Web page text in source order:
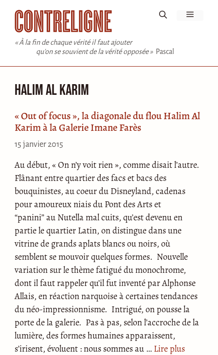
contenu
« À la fin de chaque vérité il faut ajouter
qu'on se souvient de la vérité opposée » Pascal
Menu
Halim Al Karim
« Out of focus », la diagonale du flou Halim Al
Karim à la Galerie Imane Farès
15 janvier 2015
Au début, « On n’y voit rien », comme disait l’autre.
Flânant entre quartier des facs et bacs des
bouquinistes, au coeur du Disneyland, cadenas
pour amoureux niais du Pont des Arts et
“panini” au Nutella mal cuits, qu’est devenu en
partie le quartier Latin, on distingue dans une
vitrine de grands aplats blancs ou noirs, où
semblent se mouvoir quelques formes. Nouvelle
variation sur le thème fatigué du monochrome,
dont il faut rappeler qu’il fut inventé par Alphonse
Allais, en réaction narquoise à certaines tendances
du néo-impressionnisme. Intrigué, on pousse la
porte de la galerie. Pas à pas, selon l’accroche de la
lumière, des formes humaines apparaissent,
s’irisent, évoluent : nous sommes au … Lire plus